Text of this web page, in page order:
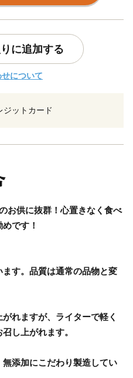
に追加する
について
ジットカード
お供に抜群！心置きなく食べ
です！
す。品質は通常の品物と変
れますが、ライターで軽く
し上がれます。
添加にこだわり製造してい